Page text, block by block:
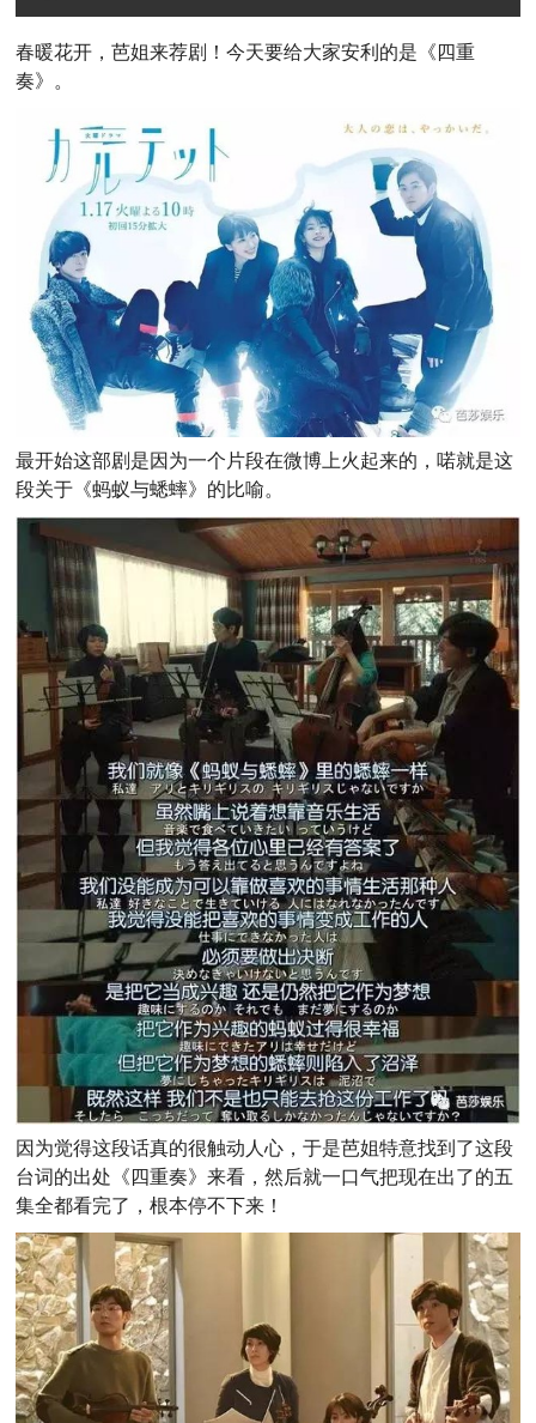
春暖花开，芭姐来荐剧！今天要给大家安利的是《四重
奏》。
最开始这部剧是因为一个片段在微博上火起来的，喏就是这
段关于《蚂蚁与蟋蟀》的比喻。
因为觉得这段话真的很触动人心，于是芭姐特意找到了这段
台词的出处《四重奏》来看，然后就一口气把现在出了的五
集全都看完了，根本停不下来！